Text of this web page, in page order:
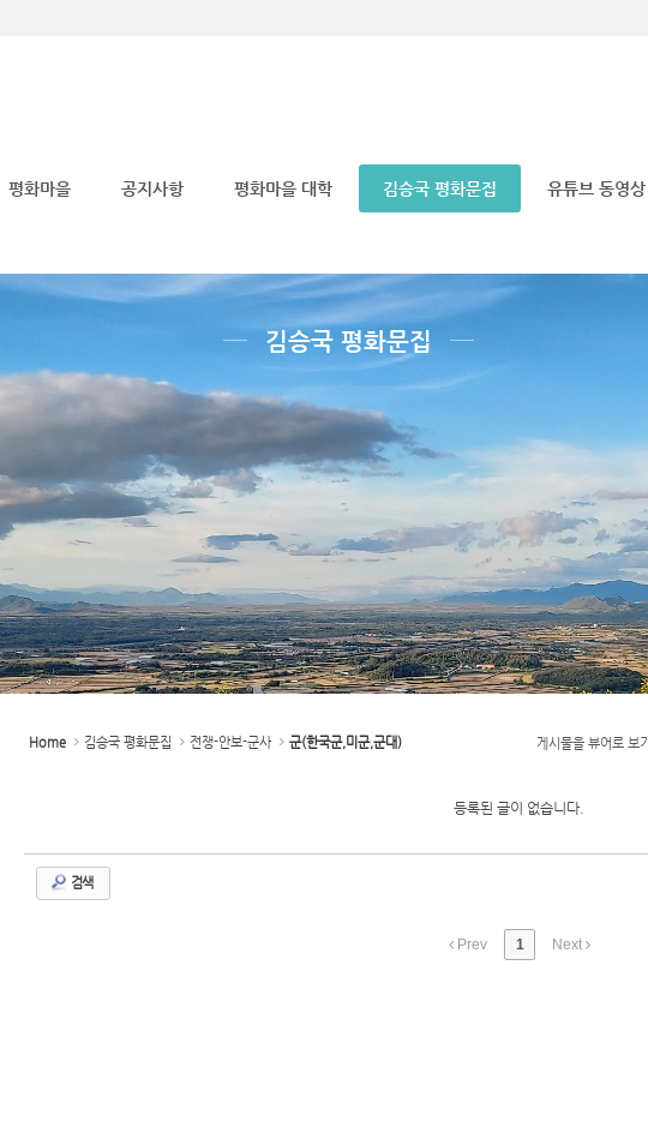
평화마을 공지사항 평화마을 대학 김승국 평화문집 유튜브 동영상
김승국 평화문집
Home 김승국 평화문집 전쟁-안보-군사 군(한국군,미군,군대) 게시물을 뷰어로 보기
등록된 글이 없습니다.
검색
Prev 1 Next